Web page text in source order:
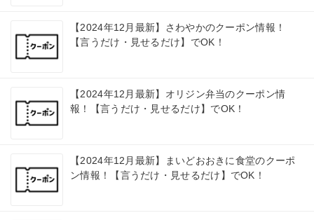
【2024年12月最新】さわやかのクーポン情報！
【言うだけ・見せるだけ】でOK！
【2024年12月最新】オリジン弁当のクーポン情
報！【言うだけ・見せるだけ】でOK！
【2024年12月最新】まいどおおきに食堂のクーポ
ン情報！【言うだけ・見せるだけ】でOK！